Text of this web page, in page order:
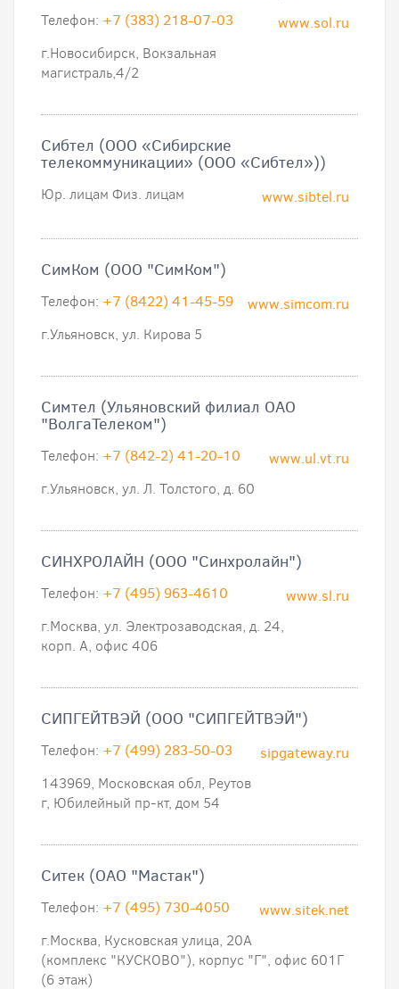
www.sol.ru
Телефон: +7 (383) 218-07-03
г.Новосибирск, Вокзальная
магистраль,4/2
Сибтел (ООО «Сибирские
телекоммуникации» (ООО «Сибтел»))
www.sibtel.ru
Юр. лицам Физ. лицам
СимКом (ООО "СимКом")
www.simcom.ru
Телефон: +7 (8422) 41-45-59
г.Ульяновск, ул. Кирова 5
Симтел (Ульяновский филиал ОАО
"ВолгаТелеком")
www.ul.vt.ru
Телефон: +7 (842-2) 41-20-10
г.Ульяновск, ул. Л. Толстого, д. 60
СИНХРОЛАЙН (ООО "Синхролайн")
www.sl.ru
Телефон: +7 (495) 963-4610
г.Москва, ул. Электрозаводская, д. 24,
корп. А, офис 406
СИПГЕЙТВЭЙ (ООО "СИПГЕЙТВЭЙ")
sipgateway.ru
Телефон: +7 (499) 283-50-03
143969, Московская обл, Реутов
г, Юбилейный пр-кт, дом 54
Ситек (ОАО "Мастак")
www.sitek.net
Телефон: +7 (495) 730-4050
г.Москва, Кусковская улица, 20А
(комплекс "КУСКОВО"), корпус "Г", офис 601Г
(6 этаж)